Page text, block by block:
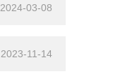
2024-03-08
2023-11-14